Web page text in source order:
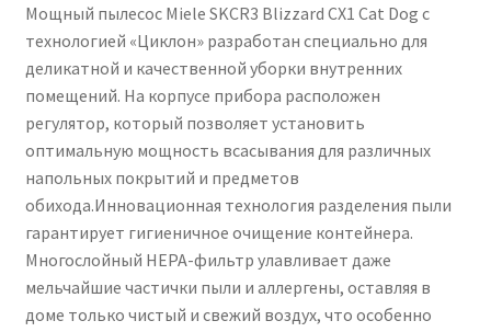
Мощный пылесос Miele SKCR3 Blizzard CX1 Cat Dog с
технологией «Циклон» разработан специально для
деликатной и качественной уборки внутренних
помещений. На корпусе прибора расположен
регулятор, который позволяет установить
оптимальную мощность всасывания для различных
напольных покрытий и предметов
обихода.Инновационная технология разделения пыли
гарантирует гигиеничное очищение контейнера.
Многослойный HEPA-фильтр улавливает даже
мельчайшие частички пыли и аллергены, оставляя в
доме только чистый и свежий воздух, что особенно